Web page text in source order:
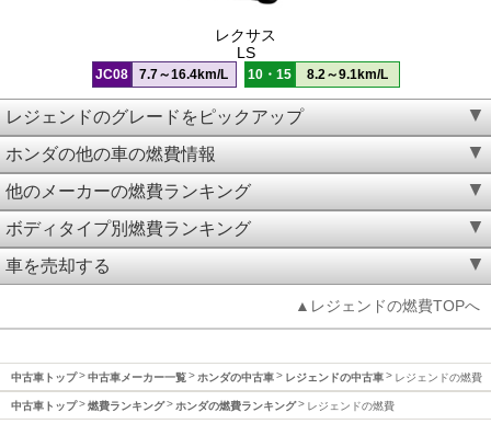
レクサス
LS
JC08 7.7～16.4km/L 10・15 8.2～9.1km/L
レジェンドのグレードをピックアップ
ホンダの他の車の燃費情報
他のメーカーの燃費ランキング
ボディタイプ別燃費ランキング
車を売却する
▲レジェンドの燃費TOPへ
中古車トップ 中古車メーカー一覧 ホンダの中古車 レジェンドの中古車 レジェンドの燃費
中古車トップ 燃費ランキング ホンダの燃費ランキング レジェンドの燃費